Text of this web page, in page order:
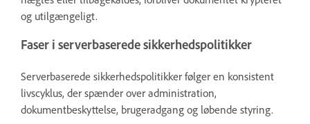
og utilgængeligt.
Faser i serverbaserede sikkerhedspolitikker
Serverbaserede sikkerhedspolitikker følger en konsistent
livscyklus, der spænder over administration,
dokumentbeskyttelse, brugeradgang og løbende styring.